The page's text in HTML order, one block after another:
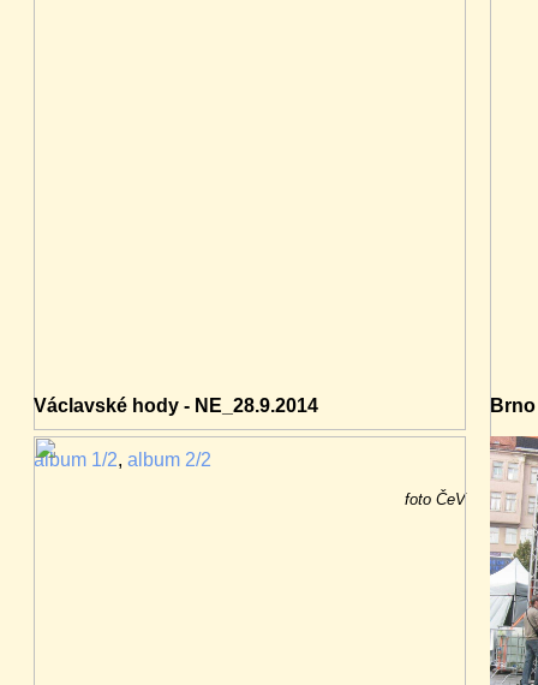
album 1/2, album 2/2
foto ČeV
Václavské hody - NE_28.9.2014